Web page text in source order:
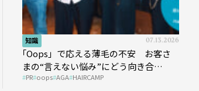
知識 07.13.2026
｢Oops」で応える薄毛の不安 お客さ
まの“言えない悩み”にどう向き合
う？ ＃01
PR oops AGA HAIRCAMP